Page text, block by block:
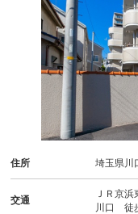
住所 埼玉県川
交通
ＪＲ京
川口 徒